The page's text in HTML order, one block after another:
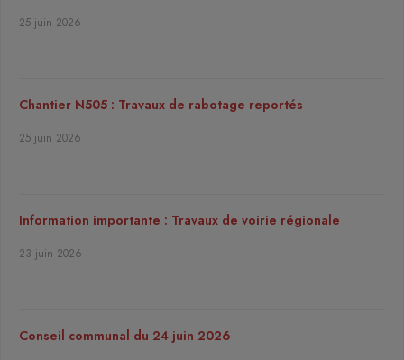
25 juin 2026
Chantier N505 : Travaux de rabotage reportés
25 juin 2026
Information importante : Travaux de voirie régionale
23 juin 2026
Conseil communal du 24 juin 2026